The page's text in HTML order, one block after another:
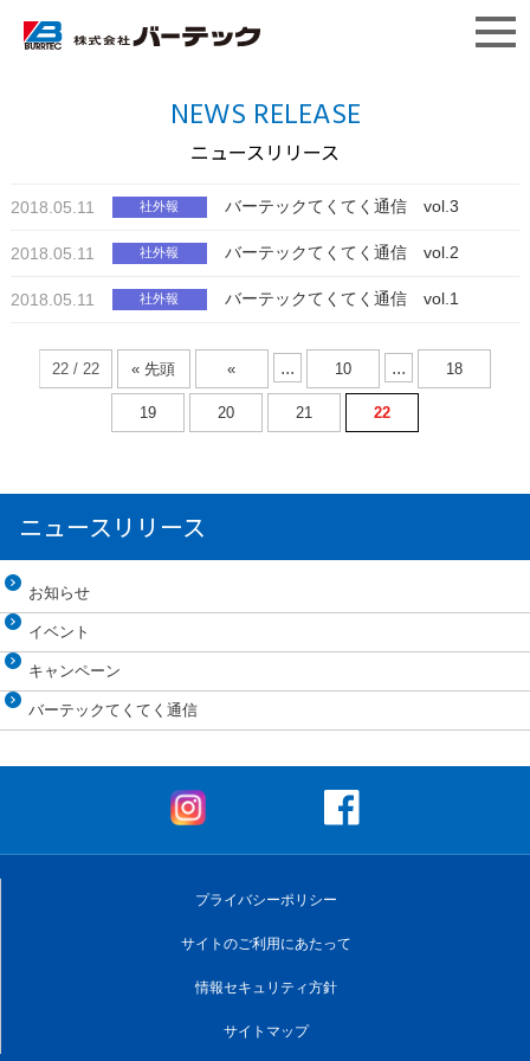
NEWS RELEASE
ニュースリリース
2018.05.11 社外報 バーテックてくてく通信 vol.3
2018.05.11 社外報 バーテックてくてく通信 vol.2
2018.05.11 社外報 バーテックてくてく通信 vol.1
22 / 22 « 先頭 « ... 10 ... 18
19 20 21 22
ニュースリリース
お知らせ
イベント
キャンペーン
バーテックてくてく通信
プライバシーポリシー
サイトのご利用にあたって
情報セキュリティ方針
サイトマップ